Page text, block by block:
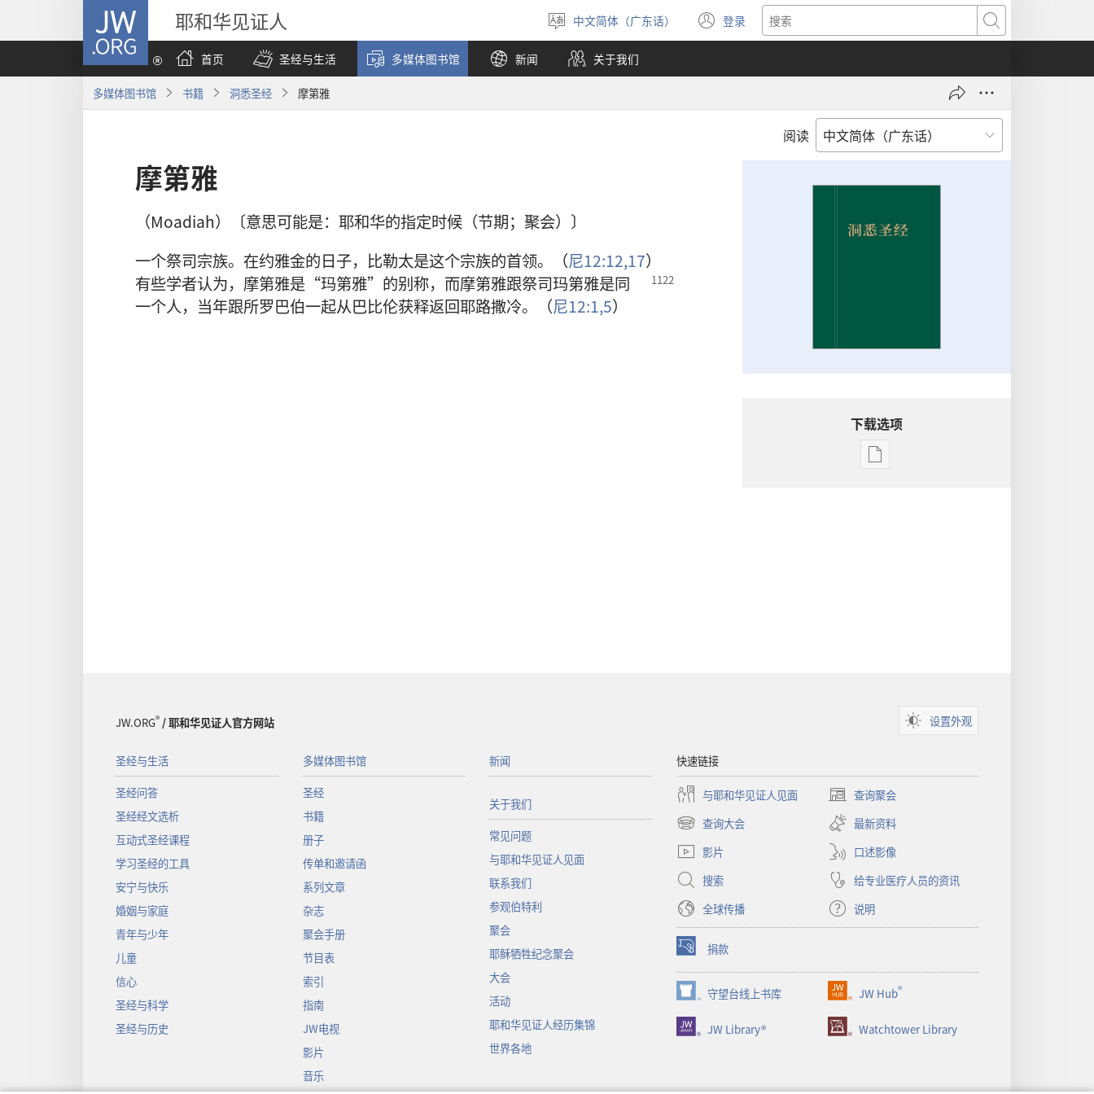
JW.ORG 耶和华见证人
选
择
语
言
中文简体（广东话） 登录
（打
开
窗
搜
索
首页
圣经与生活 多媒体图书馆 新闻 关于我们
多媒体图书馆 书籍 洞悉圣经 摩第雅
阅读
摩第雅
（Moadiah）〔意思可能是：耶和华的指定时候（节期；聚会）〕
一个祭司宗族。在约雅金的日子，比勒太是这个宗族的首领。（尼12:12,17）
有些学者认为，摩第雅是“玛第雅”的别称，而摩第雅跟祭司玛第雅是同
一个人，当年跟所罗巴伯一起从巴比伦获释返回耶路撒冷。（尼12:1,5）
下载选项
电
JW.ORG®/ 耶和华见证人官方网站 设置外观
圣经与生活
圣经问答
圣经经文选析
互动式圣经课程
学习圣经的工具
安宁与快乐
婚姻与家庭
青年与少年
儿童
信心
圣经与科学
圣经与历史
多媒体图书馆
圣经
书籍
册子
传单和邀请函
系列文章
杂志
聚会手册
节目表
索引
指南
JW电视
影片
音乐
新闻
关于我们
常见问题
与耶和华见证人见面
联系我们
参观伯特利
聚会
耶稣牺牲纪念聚会
大会
活动
耶和华见证人经历集锦
世界各地
快速链接
与耶和华见证人见面 查询聚会
（打
开
新
窗
口）
查询大会
（打
开
新
窗
口）
最新资料
影片
口述影像
搜索
给专业医疗人员的资讯
全球传播
说明
捐款
（打
开
新
窗
口）
守望台线上书库
（打
开
新
JW Hub®
（打
开
新
JW Library® Watchtower Library